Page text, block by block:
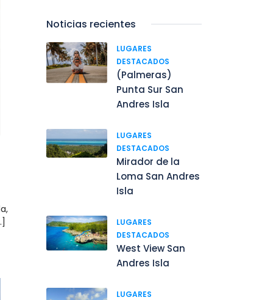
Noticias recientes
LUGARES
DESTACADOS
(Palmeras)
Punta Sur San
Andres Isla
LUGARES
DESTACADOS
Mirador de la
Loma San Andres
Isla
LUGARES
DESTACADOS
West View San
Andres Isla
LUGARES